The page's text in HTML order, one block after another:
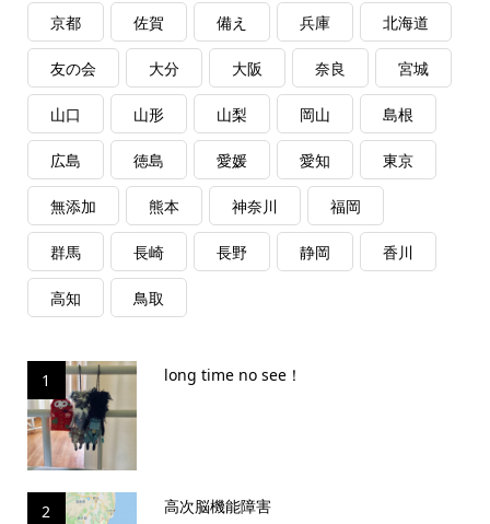
京都 佐賀 備え 兵庫 北海道
友の会 大分 大阪 奈良 宮城
山口 山形 山梨 岡山 島根
広島 徳島 愛媛 愛知 東京
無添加 熊本 神奈川 福岡
群馬 長崎 長野 静岡 香川
高知 鳥取
1 long time no see！
2 高次脳機能障害